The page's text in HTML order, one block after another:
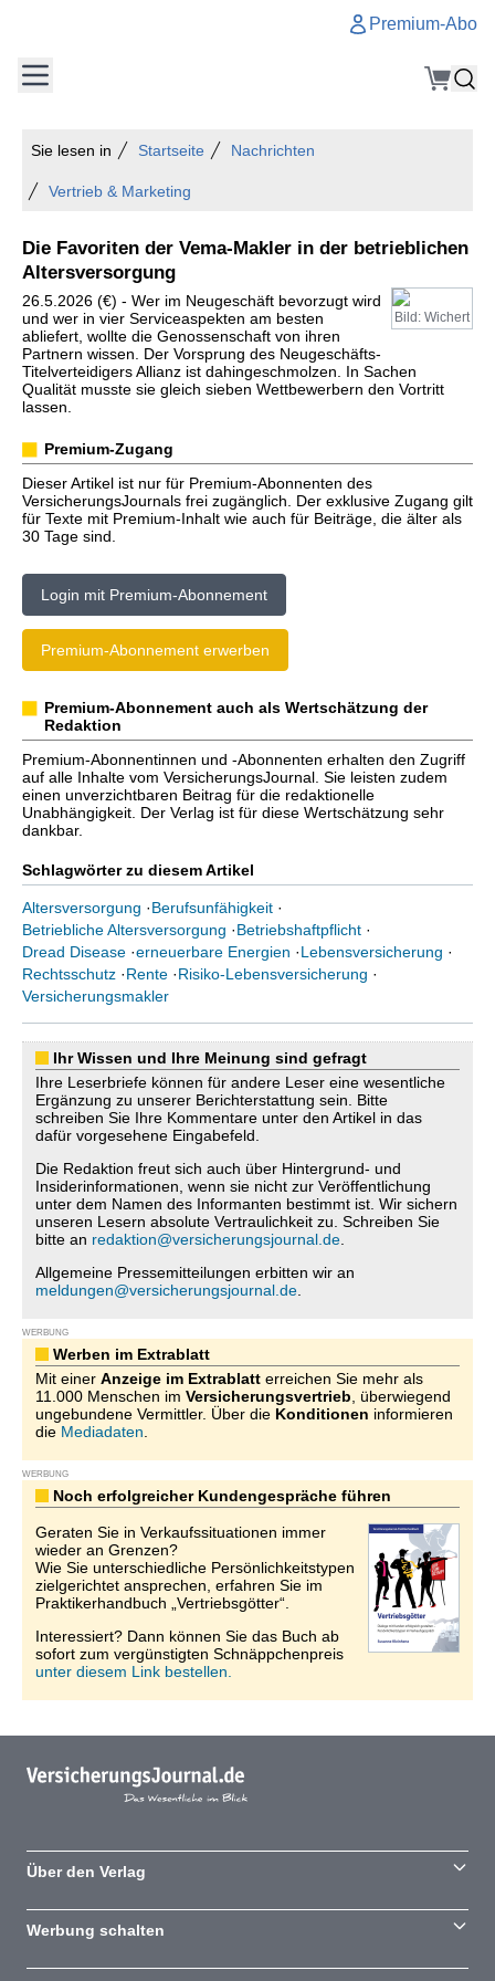
Premium-Abo
Sie lesen in Startseite Nachrichten
Vertrieb & Marketing
Die Favoriten der Vema-Makler in der betrieblichen
Altersversorgung
Bild: Wichert
26.5.2026 (€) - Wer im Neugeschäft bevorzugt wird
und wer in vier Serviceaspekten am besten
abliefert, wollte die Genossenschaft von ihren
Partnern wissen. Der Vorsprung des Neugeschäfts-
Titelverteidigers Allianz ist dahingeschmolzen. In Sachen
Qualität musste sie gleich sieben Wettbewerbern den Vortritt
lassen.
Premium-Zugang
Dieser Artikel ist nur für Premium-Abonnenten des
VersicherungsJournals frei zugänglich. Der exklusive Zugang gilt
für Texte mit Premium-Inhalt wie auch für Beiträge, die älter als
30 Tage sind.
Login mit Premium-Abonnement
Premium-Abonnement erwerben
Premium-Abonnement auch als Wertschätzung der
Redaktion
Premium-Abonnentinnen und -Abonnenten erhalten den Zugriff
auf alle Inhalte vom VersicherungsJournal. Sie leisten zudem
einen unverzichtbaren Beitrag für die redaktionelle
Unabhängigkeit. Der Verlag ist für diese Wertschätzung sehr
dankbar.
Schlagwörter zu diesem Artikel
Altersversorgung ·Berufsunfähigkeit ·
Betriebliche Altersversorgung ·Betriebshaftpflicht ·
Dread Disease ·erneuerbare Energien ·Lebensversicherung ·
Rechtsschutz ·Rente ·Risiko-Lebensversicherung ·
Versicherungsmakler
Ihr Wissen und Ihre Meinung sind gefragt
Ihre Leserbriefe können für andere Leser eine wesentliche
Ergänzung zu unserer Berichterstattung sein. Bitte
schreiben Sie Ihre Kommentare unter den Artikel in das
dafür vorgesehene Eingabefeld.
Die Redaktion freut sich auch über Hintergrund- und
Insiderinformationen, wenn sie nicht zur Veröffentlichung
unter dem Namen des Informanten bestimmt ist. Wir sichern
unseren Lesern absolute Vertraulichkeit zu. Schreiben Sie
bitte an redaktion@versicherungsjournal.de
Allgemeine Pressemitteilungen erbitten wir an
meldungen@versicherungsjournal.de
WERBUNG
Werben im Extrablatt
Mit einer Anzeige im Extrablatt erreichen Sie mehr als
11.000 Menschen im Versicherungsvertrieb , überwiegend
ungebundene Vermittler. Über die Konditionen informieren
die Mediadaten
WERBUNG
Noch erfolgreicher Kundengespräche führen
Geraten Sie in Verkaufssituationen immer
wieder an Grenzen?
Wie Sie unterschiedliche Persönlichkeitstypen
zielgerichtet ansprechen, erfahren Sie im
Praktikerhandbuch „Vertriebsgötter“.
Interessiert? Dann können Sie das Buch ab
sofort zum vergünstigten Schnäppchenpreis
unter diesem Link bestellen.
Über den Verlag
Werbung schalten